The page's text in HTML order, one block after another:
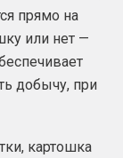
прямо на
или нет —
добычу, при
картошка